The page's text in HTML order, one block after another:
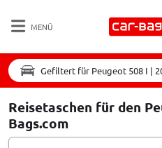
MENÜ
Gefiltert für Peugeot 508 I |
Reisetaschen für den
Bags.com